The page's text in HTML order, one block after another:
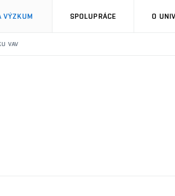
VÝZKUM SPOLUPRÁCE O
VAV